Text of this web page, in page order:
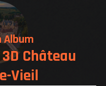
Album
Château
Vieil